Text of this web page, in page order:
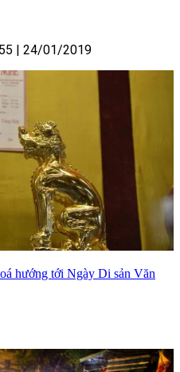
| 24/01/2019
hướng tới Ngày Di sản Văn